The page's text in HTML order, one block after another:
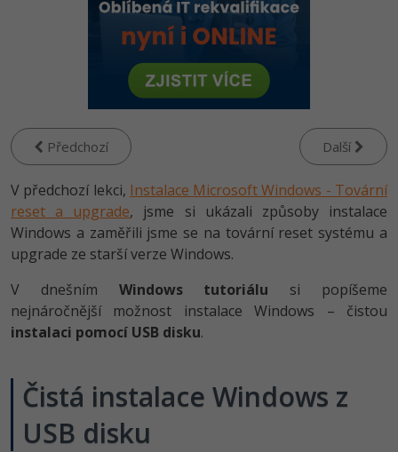
HTML5, CSS3, Bootstrap, SEO
SQL a databáze
UML a návrhové vzory
React
Spring
ASP.NET MVC
Django
JavaScript
HTML / CSS
UML a návrhové vzory
MySQL/MariaDB
MS-SQL
SQLite
Vývojář mobilních aplikací
Specialista na AI a bigdata
C# Game developer
Webdesigner
Systémový administrátor
Grafik / UX/UI návrhář
3D grafik
Databázový analytik
Copywriter
Python -80%
-80%
-80%
C++ -80%
Swift
Kotlin -80%
-80%
VB.NET
Návrh SW -80%
Algoritmy -41%
Digitální gramotnost
Marketing
WordPress
SEO -30%
UX
Business
-25%
Copywriting -30%
Google Dokumenty
Time management
Předchozí Další
V předchozí lekci, Instalace Microsoft Windows - Tovární
reset a upgrade, jsme si ukázali způsoby instalace
Windows a zaměřili jsme se na tovární reset systému a
upgrade ze starší verze Windows.
V dnešním Windows tutoriálu si popíšeme
nejnáročnější možnost instalace Windows – čistou
instalaci pomocí USB disku.
Čistá instalace Windows z
USB disku